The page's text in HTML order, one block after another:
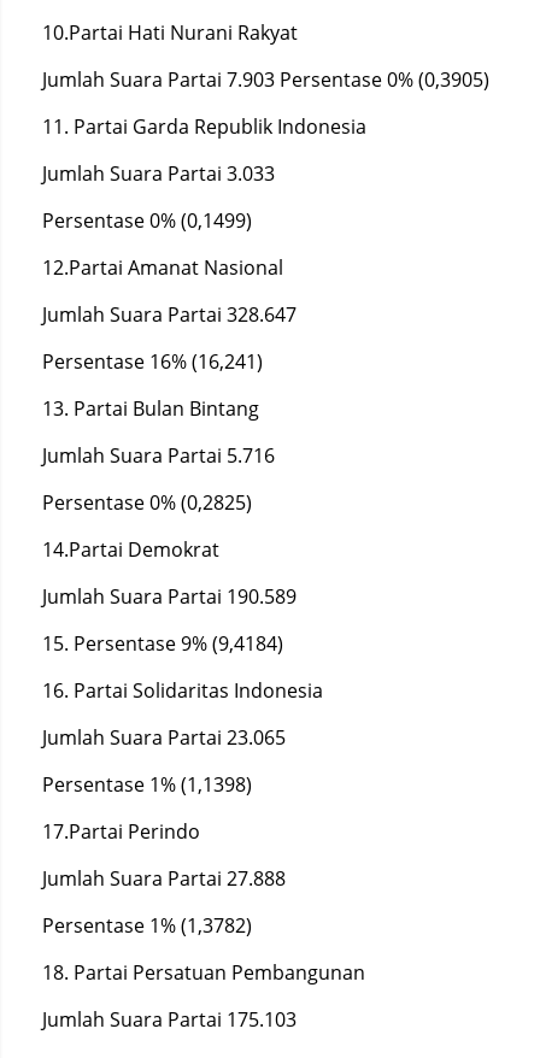
10.Partai Hati Nurani Rakyat
Jumlah Suara Partai 7.903 Persentase 0% (0,3905)
11. Partai Garda Republik Indonesia
Jumlah Suara Partai 3.033
Persentase 0% (0,1499)
12.Partai Amanat Nasional
Jumlah Suara Partai 328.647
Persentase 16% (16,241)
13. Partai Bulan Bintang
Jumlah Suara Partai 5.716
Persentase 0% (0,2825)
14.Partai Demokrat
Jumlah Suara Partai 190.589
15. Persentase 9% (9,4184)
16. Partai Solidaritas Indonesia
Jumlah Suara Partai 23.065
Persentase 1% (1,1398)
17.Partai Perindo
Jumlah Suara Partai 27.888
Persentase 1% (1,3782)
18. Partai Persatuan Pembangunan
Jumlah Suara Partai 175.103